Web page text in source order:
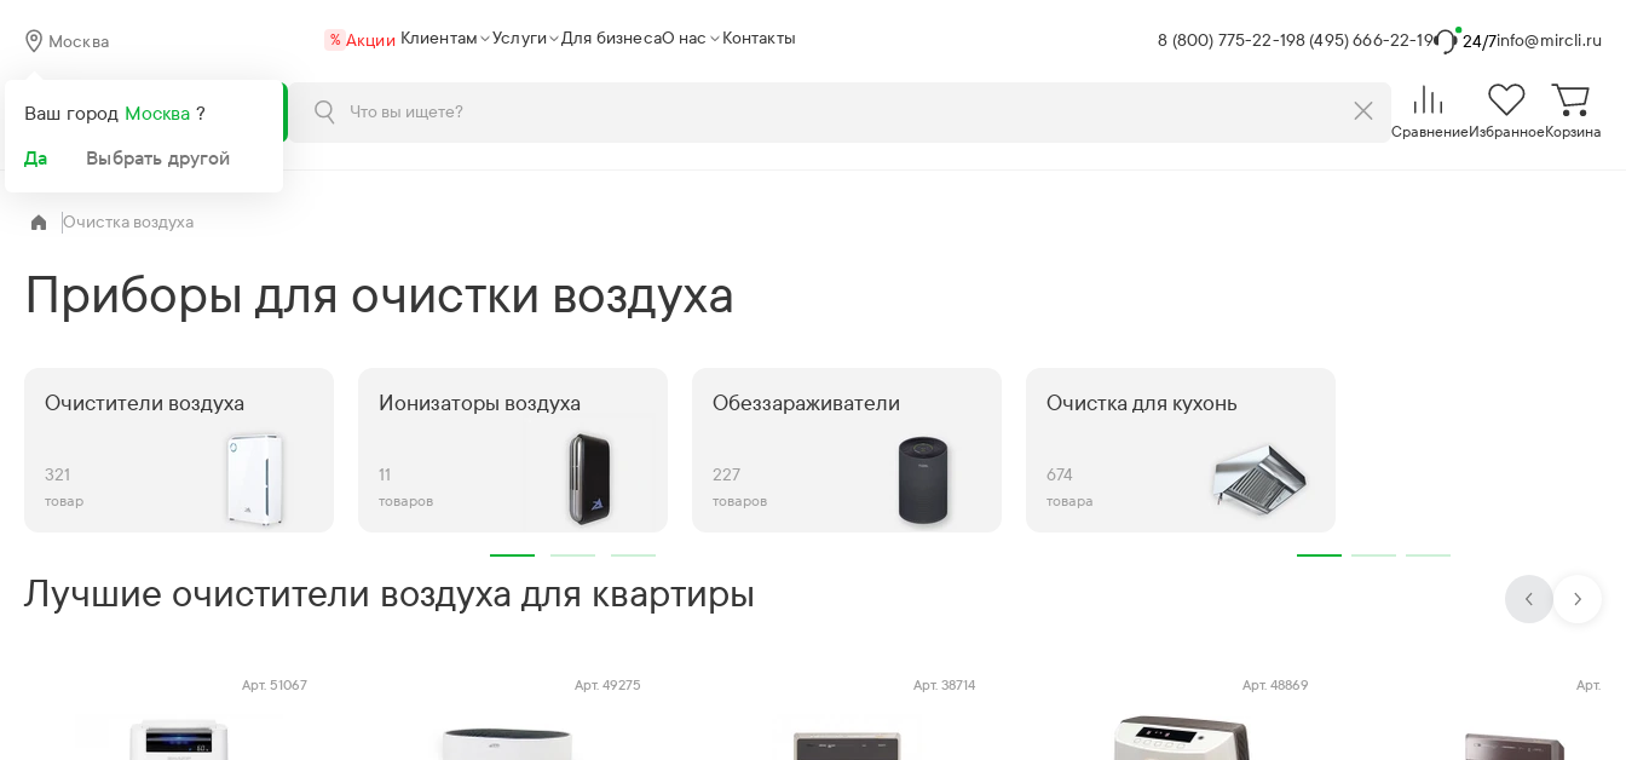
Москва
Ваш город Москва ?
Да
Выбрать другой
% Акции Клиентам Услуги Для бизнесаО нас Контакты 8 (800) 775-22-198 (495) 666-22-19 24/7info@mircli.ru
Каталог
СравнениеИзбранноеКорзина
Очистка воздуха
Приборы для очистки воздуха
Очистители воздуха
321
товар
Ионизаторы воздуха
11
товаров
Обеззараживатели
227
товаров
Очистка для кухонь
674
товара
Лучшие очистители воздуха для квартиры
Арт. 51067 Арт. 49275 Арт. 38714 Арт. 48869 Арт.